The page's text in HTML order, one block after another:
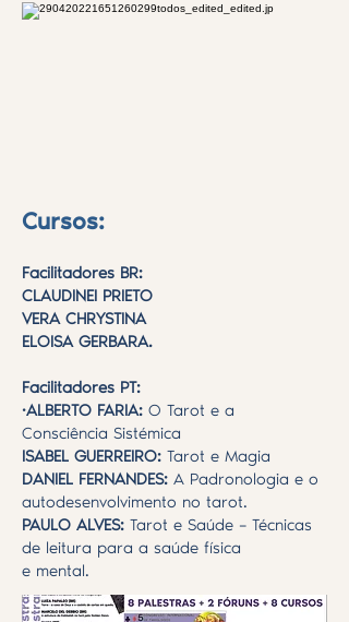
Cursos:
Facilitadores BR:
CLAUDINEI PRIETO
VERA CHRYSTINA
ELOISA GERBARA.
Facilitadores PT:
·ALBERTO FARIA: O Tarot e a
Consciência Sistémica
ISABEL GUERREIRO: Tarot e Magia
DANIEL FERNANDES: A Padronologia e o
autodesenvolvimento no tarot.
PAULO ALVES: Tarot e Saúde – Técnicas
de leitura para a saúde física
e mental.